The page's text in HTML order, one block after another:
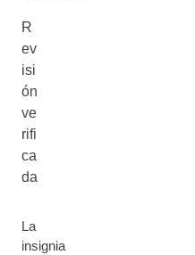
R
ev
isi
ón
ve
rifi
ca
da
La
insignia